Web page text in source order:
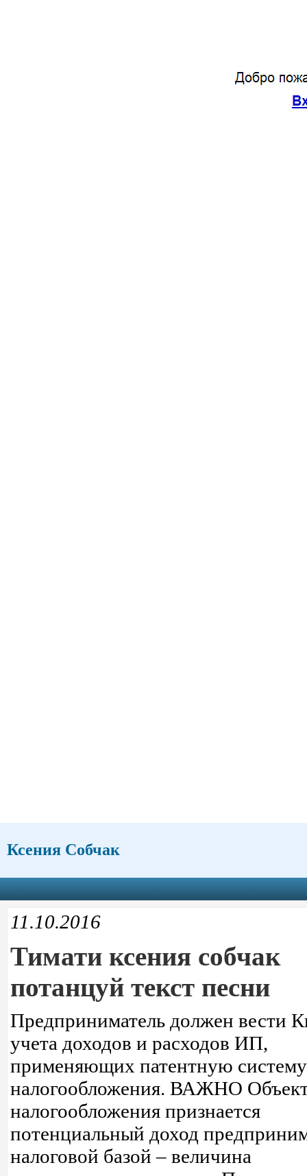
Ксения Собчак
11.10.2016
Тимати ксения собчак
потанцуй текст песни
Предприниматель должен вести
учета доходов и расходов ИП,
применяющих патентную систему
налогообложения. ВАЖНО
налогообложения признается
потенциальный доход
налоговой базой – величина